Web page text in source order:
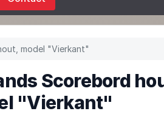
model "Vierkant"
Scorebord
"Vierkant"